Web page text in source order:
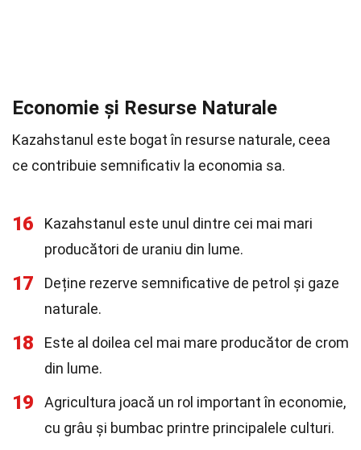
Economie și Resurse Naturale
Kazahstanul este bogat în resurse naturale, ceea
ce contribuie semnificativ la economia sa.
16
Kazahstanul este unul dintre cei mai mari
producători de uraniu din lume.
17
Deține rezerve semnificative de petrol și gaze
naturale.
18
Este al doilea cel mai mare producător de crom
din lume.
19
Agricultura joacă un rol important în economie,
cu grâu și bumbac printre principalele culturi.